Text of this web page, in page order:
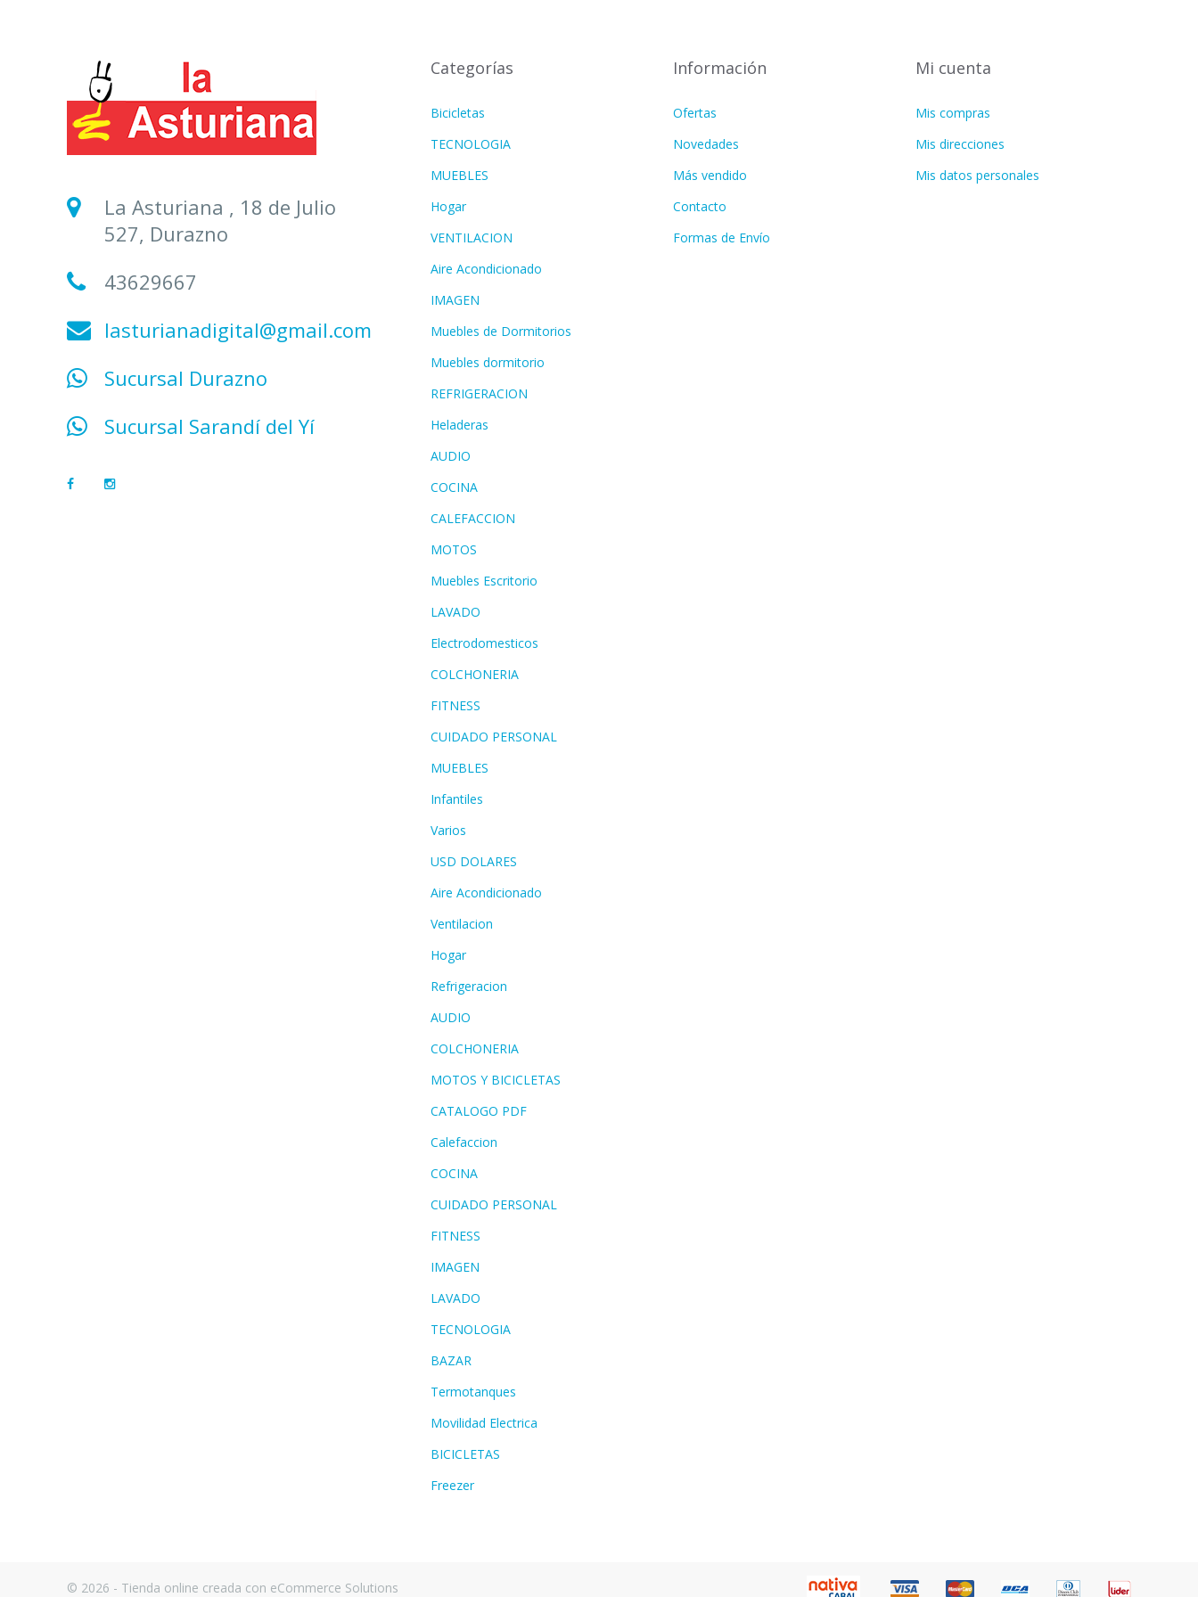
La Asturiana , 18 de Julio
527, Durazno
43629667
lasturianadigital@gmail.com
Sucursal Durazno
Sucursal Sarandí del Yí
Categorías
Bicicletas
TECNOLOGIA
MUEBLES
Hogar
VENTILACION
Aire Acondicionado
IMAGEN
Muebles de Dormitorios
Muebles dormitorio
REFRIGERACION
Heladeras
AUDIO
COCINA
CALEFACCION
MOTOS
Muebles Escritorio
LAVADO
Electrodomesticos
COLCHONERIA
FITNESS
CUIDADO PERSONAL
MUEBLES
Infantiles
Varios
USD DOLARES
Aire Acondicionado
Ventilacion
Hogar
Refrigeracion
AUDIO
COLCHONERIA
MOTOS Y BICICLETAS
CATALOGO PDF
Calefaccion
COCINA
CUIDADO PERSONAL
FITNESS
IMAGEN
LAVADO
TECNOLOGIA
BAZAR
Termotanques
Movilidad Electrica
BICICLETAS
Freezer
Información
Ofertas
Novedades
Más vendido
Contacto
Formas de Envío
Mi cuenta
Mis compras
Mis direcciones
Mis datos personales
© 2026 - Tienda online creada con eCommerce Solutions